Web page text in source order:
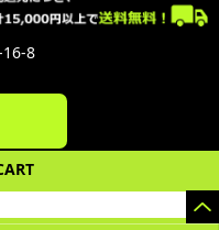
8